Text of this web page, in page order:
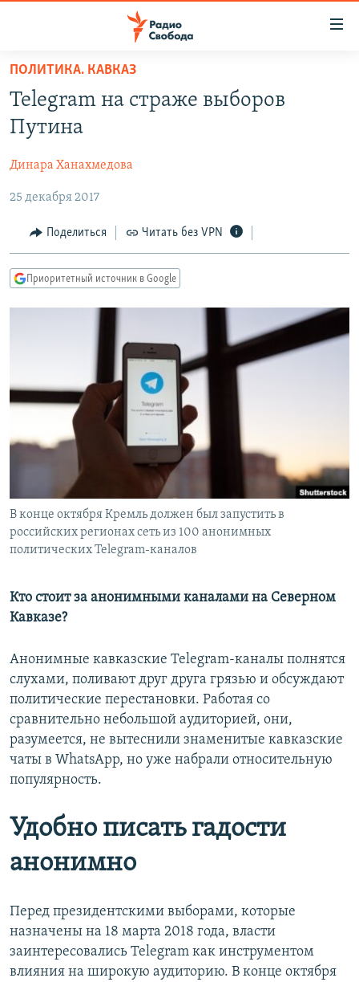
упрощенного
доступа
Вернуться
основному
Вернутся
главной
навигации
Вернутся
ПРОГРАММЫ
ПОДКАСТЫ
АВТОРСКИЕ ПРОЕКТЫ
ЦИТАТЫ СВОБОДЫ
МНЕНИЯ
КУЛЬТУРА
IDEL.РЕАЛИИ
КАВКАЗ.РЕАЛИИ
СЕВЕР.РЕАЛИИ
СИБИРЬ.РЕАЛИИ
РАСПИСАНИЕ ВЕЩАНИЯ
ПОДПИШИТЕСЬ НА РАССЫЛКУ
СОЦИАЛЬНЫЕ СЕТИ
Все сайты РСЕ/РС
ПОЛИТИКА. КАВКАЗ
Telegram на страже выборов
Путина
Динара Ханахмедова
25 декабря 2017
Поделиться Читать без VPN
Приоритетный источник в Google
В конце октября Кремль должен был запустить в
российских регионах сеть из 100 анонимных
политических Telegram-каналов
Кто стоит за анонимными каналами на Северном
Кавказе?
Анонимные кавказские Telegram-каналы полнятся
слухами, поливают друг друга грязью и обсуждают
политические перестановки. Работая со
сравнительно небольшой аудиторией, они,
разумеется, не вытеснили знаменитые кавказские
чаты в WhatsApp, но уже набрали относительную
популярность.
Удобно писать гадости
анонимно
Перед президентскими выборами, которые
назначены на 18 марта 2018 года, власти
заинтересовались Telegram как инструментом
влияния на широкую аудиторию. В конце октября